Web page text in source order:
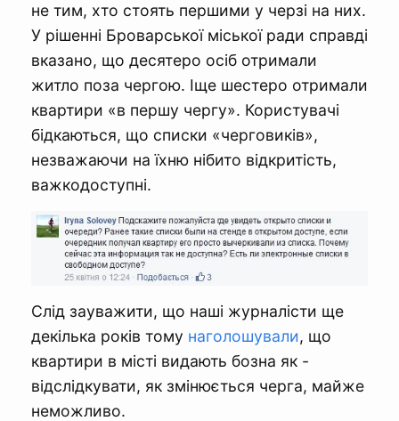
не тим, хто стоять першими у черзі на них.
У рішенні Броварської міської ради справді
вказано, що десятеро осіб отримали
житло поза чергою. Іще шестеро отримали
квартири «в першу чергу». Користувачі
бідкаються, що списки «черговиків»,
незважаючи на їхню нібито відкритість,
важкодоступні.
Слід зауважити, що наші журналісти ще
декілька років тому наголошували, що
квартири в місті видають бозна як -
відслідкувати, як змінюється черга, майже
неможливо.